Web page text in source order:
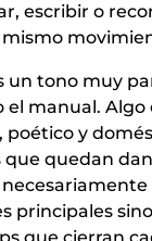
escribir o
un tono muy
el manual. Algo
poético y
que quedan
principales